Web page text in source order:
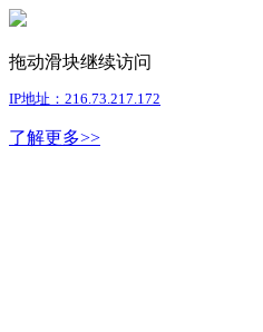
拖动滑块继续访问
IP地址：216.73.217.172
了解更多>>